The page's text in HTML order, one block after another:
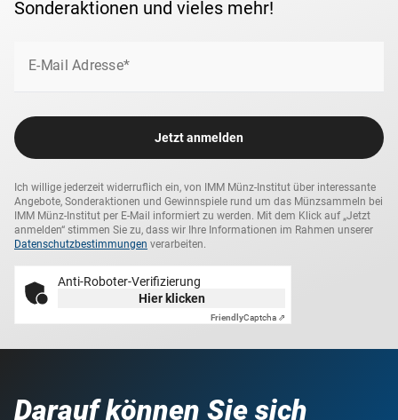
Sonderaktionen und vieles mehr!
E-Mail Adresse*
Jetzt anmelden
Ich willige jederzeit widerruflich ein, von IMM Münz-Institut über interessante
Angebote, Sonderaktionen und Gewinnspiele rund um das Münzsammeln bei
IMM Münz-Institut per E-Mail informiert zu werden. Mit dem Klick auf „Jetzt
anmelden“ stimmen Sie zu, dass wir Ihre Informationen im Rahmen unserer
Datenschutzbestimmungen verarbeiten.
Anti-Roboter-Verifizierung
Hier klicken
FriendlyCaptcha ⇗
Darauf können Sie sich